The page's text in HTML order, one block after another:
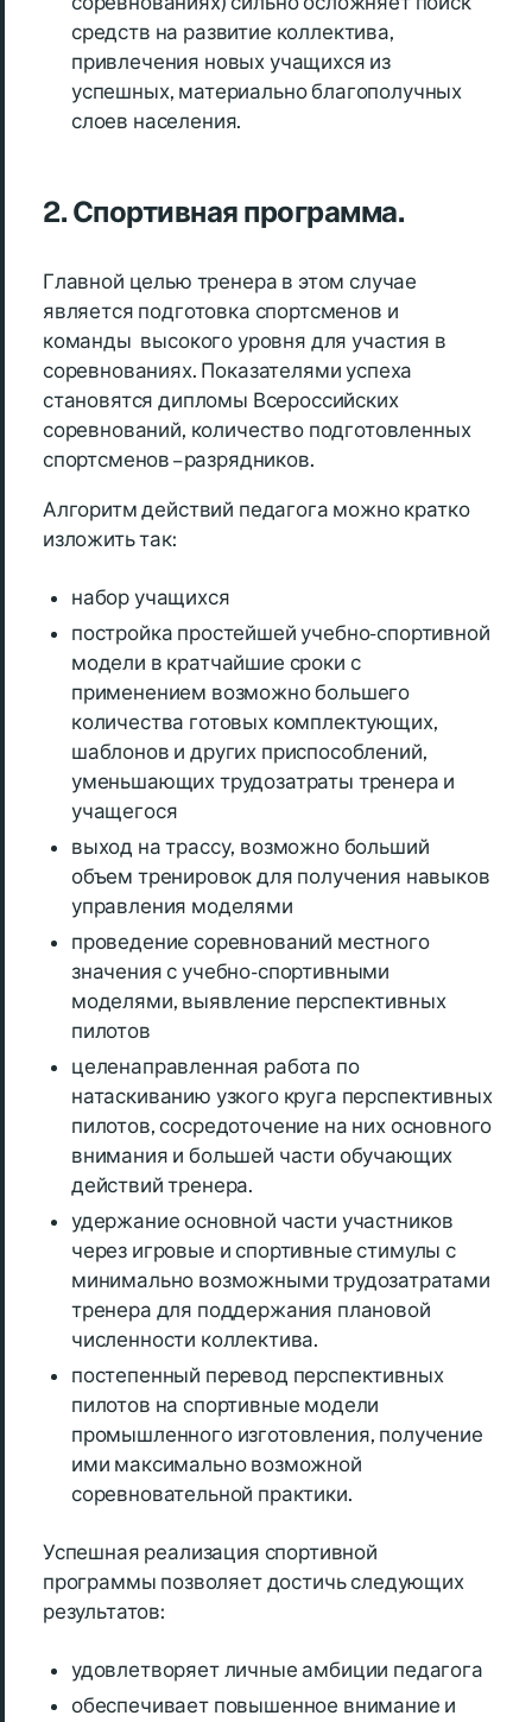
средств на развитие коллектива,
привлечения новых учащихся из
успешных, материально благополучных
слоев населения.
2. Спортивная программа.
Главной целью тренера в этом случае
является подготовка спортсменов и
команды высокого уровня для участия в
соревнованиях. Показателями успеха
становятся дипломы Всероссийских
соревнований, количество подготовленных
спортсменов – разрядников.
Алгоритм действий педагога можно кратко
изложить так:
набор учащихся
постройка простейшей учебно-спортивной
модели в кратчайшие сроки с
применением возможно большего
количества готовых комплектующих,
шаблонов и других приспособлений,
уменьшающих трудозатраты тренера и
учащегося
выход на трассу, возможно больший
объем тренировок для получения навыков
управления моделями
проведение соревнований местного
значения с учебно-спортивными
моделями, выявление перспективных
пилотов
целенаправленная работа по
натаскиванию узкого круга перспективных
пилотов, сосредоточение на них основного
внимания и большей части обучающих
действий тренера.
удержание основной части участников
через игровые и спортивные стимулы с
минимально возможными трудозатратами
тренера для поддержания плановой
численности коллектива.
постепенный перевод перспективных
пилотов на спортивные модели
промышленного изготовления, получение
ими максимально возможной
соревновательной практики.
Успешная реализация спортивной
программы позволяет достичь следующих
результатов:
удовлетворяет личные амбиции педагога
обеспечивает повышенное внимание и